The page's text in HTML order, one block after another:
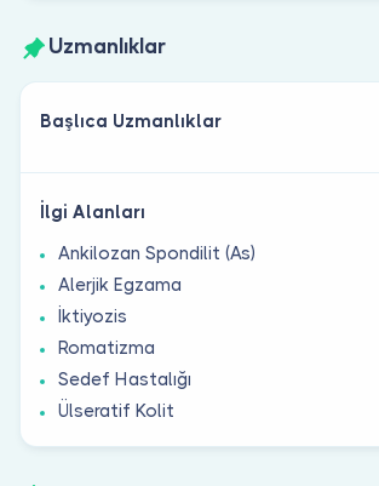
Uzmanlıklar
Başlıca Uzmanlıklar
İlgi Alanları
Ankilozan Spondilit (As)
Alerjik Egzama
İktiyozis
Romatizma
Sedef Hastalığı
Ülseratif Kolit